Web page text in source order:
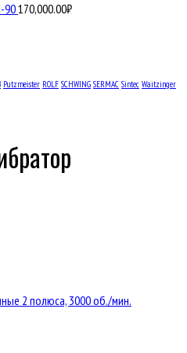
90170,000.00₽
Putzmeister ROLF SCHWING SERMAC Sintec Waitzinger
2 полюса, 3000 об./мин.